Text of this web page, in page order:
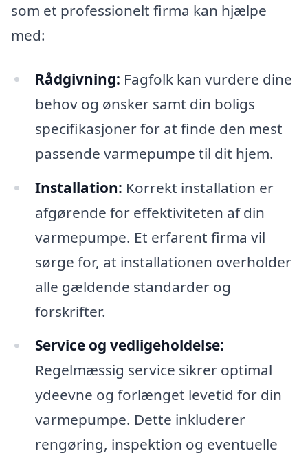
som et professionelt firma kan hjælpe
med:
Rådgivning: Fagfolk kan vurdere dine
behov og ønsker samt din boligs
specifikasjoner for at finde den mest
passende varmepumpe til dit hjem.
Installation: Korrekt installation er
afgørende for effektiviteten af din
varmepumpe. Et erfarent firma vil
sørge for, at installationen overholder
alle gældende standarder og
forskrifter.
Service og vedligeholdelse:
Regelmæssig service sikrer optimal
ydeevne og forlænget levetid for din
varmepumpe. Dette inkluderer
rengøring, inspektion og eventuelle